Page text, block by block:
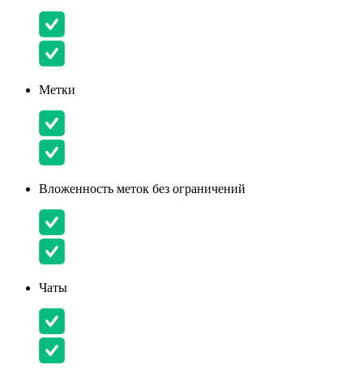
Метки
Вложенность меток без ограничений
Чаты